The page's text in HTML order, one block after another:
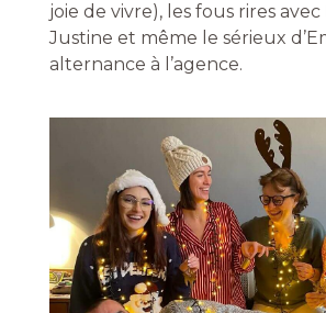
joie de vivre), les fous rires
Justine et même le sérieux
alternance à l’agence.